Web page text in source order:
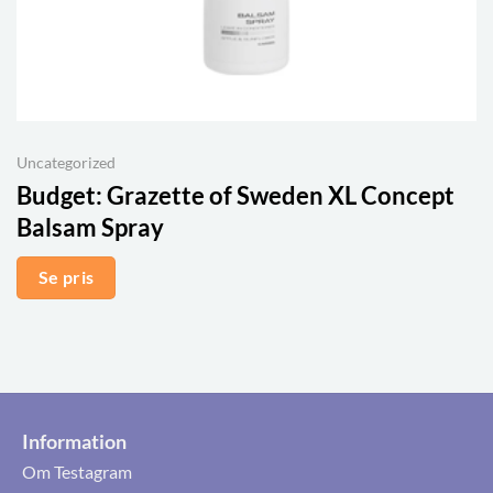
Uncategorized
Budget:Grazette of Sweden XL Concept
Balsam Spray
Se pris
Information
Om Testagram